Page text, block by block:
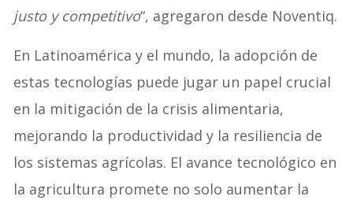
justo y competitivo“, agregaron desde Noventiq.
En Latinoamérica y el mundo, la adopción de
estas tecnologías puede jugar un papel crucial
en la mitigación de la crisis alimentaria,
mejorando la productividad y la resiliencia de
los sistemas agrícolas. El avance tecnológico en
la agricultura promete no solo aumentar la